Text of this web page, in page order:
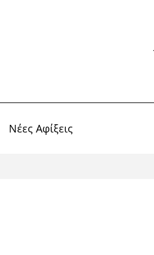
Νέες Αφίξεις